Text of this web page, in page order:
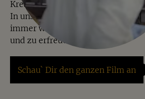
Kreative Mischungen machen
In unserer Manufaktur in
immer wieder Neues aus, um
und zu erfreuen.
Schau` Dir den ganzen Film an